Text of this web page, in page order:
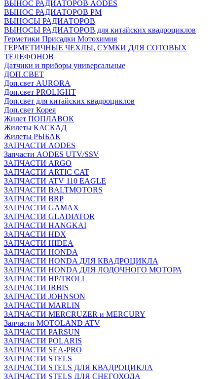
ВЫНОС РАДИАТОРОВ AODES
ВЫНОС РАДИАТОРОВ РМ
ВЫНОСЫ РАДИАТОРОВ
ВЫНОСЫ РАДИАТОРОВ для китайских квадроциклов
Герметики Присадки Мотохимия
ГЕРМЕТИЧНЫЕ ЧЕХЛЫ, СУМКИ ДЛЯ СОТОВЫХ
ТЕЛЕФОНОВ
Датчики и приборы универсальные
ДОП.СВЕТ
Доп.свет AURORA
Доп.свет PROLIGHT
Доп.свет для китайских квадроциклов
Доп.свет Корея
Жилет ПОПЛАВОК
Жилеты КАСКАД
Жилеты РЫБАК
ЗАПЧАСТИ AODES
Запчасти AODES UTV/SSV
ЗАПЧАСТИ ARGO
ЗАПЧАСТИ ARTIC CAT
ЗАПЧАСТИ ATV 110 EAGLE
ЗАПЧАСТИ BALTMOTORS
ЗАПЧАСТИ BRP
ЗАПЧАСТИ GAMAX
ЗАПЧАСТИ GLADIATOR
ЗАПЧАСТИ HANGKAI
ЗАПЧАСТИ HDX
ЗАПЧАСТИ HIDEA
ЗАПЧАСТИ HONDA
ЗАПЧАСТИ HONDA ДЛЯ КВАДРОЦИКЛА
ЗАПЧАСТИ HONDA ДЛЯ ЛОДОЧНОГО МОТОРА
ЗАПЧАСТИ HP/TROLL
ЗАПЧАСТИ IRBIS
ЗАПЧАСТИ JOHNSON
ЗАПЧАСТИ MARLIN
ЗАПЧАСТИ MERCRUZER и MERCURY
Запчасти MOTOLAND ATV
ЗАПЧАСТИ PARSUN
ЗАПЧАСТИ POLARIS
ЗАПЧАСТИ SEA-PRO
ЗАПЧАСТИ STELS
ЗАПЧАСТИ STELS ДЛЯ КВАДРОЦИКЛА
ЗАПЧАСТИ STELS ДЛЯ СНЕГОХОДА